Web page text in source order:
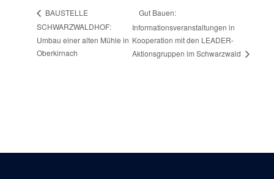
BAUSTELLE
SCHWARZWALDHOF:
Umbau einer alten Mühle in
Oberkirnach
Gut Bauen:
Informationsveranstaltungen in
Kooperation mit den LEADER-
Aktionsgruppen im Schwarzwald